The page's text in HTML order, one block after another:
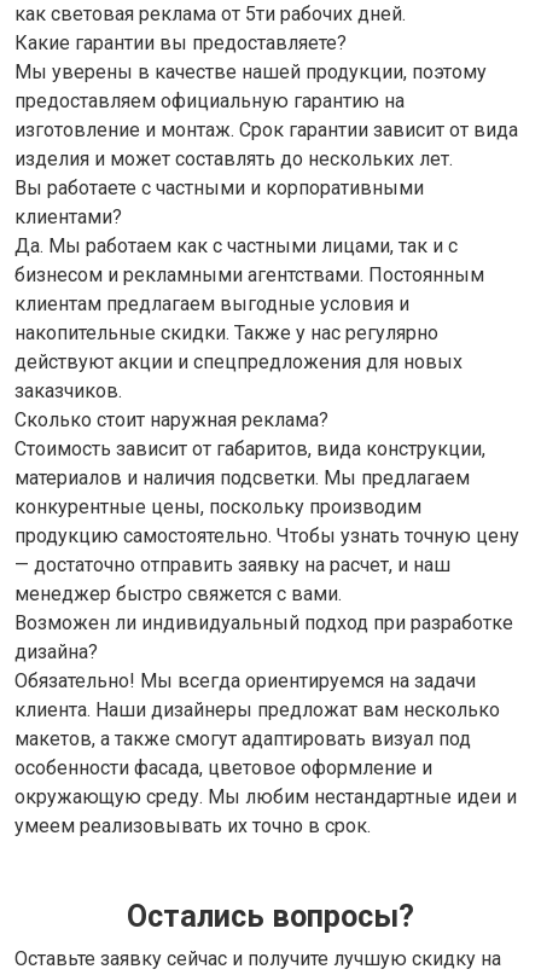
как световая реклама от 5ти рабочих дней.
Какие гарантии вы предоставляете?
Мы уверены в качестве нашей продукции, поэтому
предоставляем официальную гарантию на
изготовление и монтаж. Срок гарантии зависит от вида
изделия и может составлять до нескольких лет.
Вы работаете с частными и корпоративными
клиентами?
Да. Мы работаем как с частными лицами, так и с
бизнесом и рекламными агентствами. Постоянным
клиентам предлагаем выгодные условия и
накопительные скидки. Также у нас регулярно
действуют акции и спецпредложения для новых
заказчиков.
Сколько стоит наружная реклама?
Стоимость зависит от габаритов, вида конструкции,
материалов и наличия подсветки. Мы предлагаем
конкурентные цены, поскольку производим
продукцию самостоятельно. Чтобы узнать точную цену
— достаточно отправить заявку на расчет, и наш
менеджер быстро свяжется с вами.
Возможен ли индивидуальный подход при разработке
дизайна?
Обязательно! Мы всегда ориентируемся на задачи
клиента. Наши дизайнеры предложат вам несколько
макетов, а также смогут адаптировать визуал под
особенности фасада, цветовое оформление и
окружающую среду. Мы любим нестандартные идеи и
умеем реализовывать их точно в срок.
Остались вопросы?
Оставьте заявку сейчас и получите лучшую скидку на